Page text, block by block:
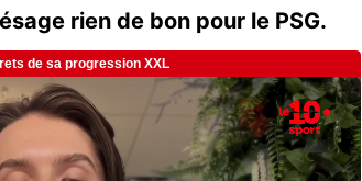
rien de bon pour le PSG.